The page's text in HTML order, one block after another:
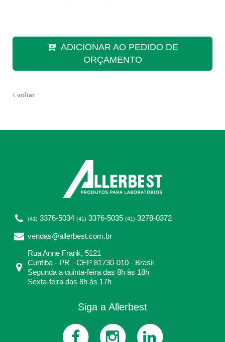
ADICIONAR AO PEDIDO DE
ORÇAMENTO
voltar
(41) 3376-5034 (41) 3376-5035 (41) 3278-0372
vendas@allerbest.com.br
Rua Anne Frank, 5121
Curitiba - PR - CEP 81730-010 - Brasil
Segunda a quinta-feira das 8h às 18h
Sexta-feira das 8h às 17h
Siga a Allerbest